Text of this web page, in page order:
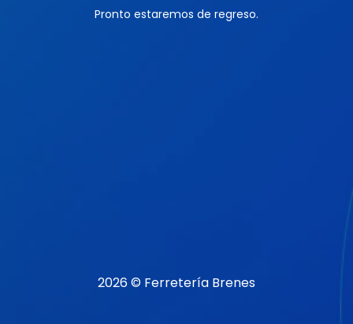
Pronto estaremos de regreso.
2026 © Ferretería Brenes